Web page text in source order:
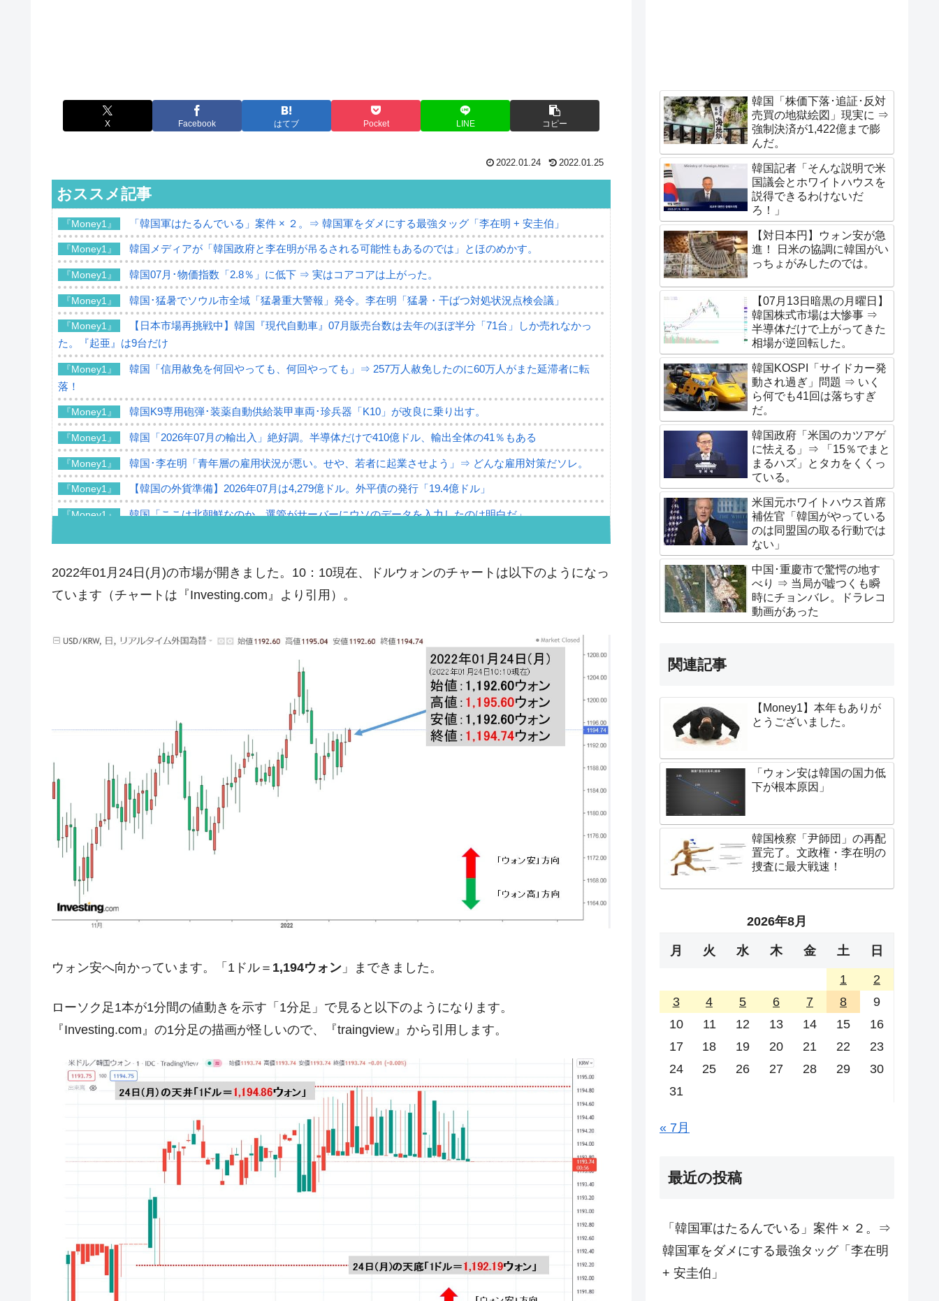
X Facebook はてブ Pocket LINE コピー
2022.01.24 2022.01.25
おススメ記事
『Money1』 「韓国軍はたるんでいる」案件 × ２。⇒ 韓国軍をダメにする最強タッグ「李在明 + 安圭伯」
『Money1』 韓国メディアが「韓国政府と李在明が吊るされる可能性もあるのでは」とほのめかす。
『Money1』 韓国07月･物価指数「2.8％」に低下 ⇒ 実はコアコアは上がった。
『Money1』 韓国･猛暑でソウル市全域「猛暑重大警報」発令。李在明「猛暑・干ばつ対処状況点検会議」
『Money1』
【日本市場再挑戦中】韓国『現代自動車』07月販売台数は去年のほぼ半分「71台」しか売れなかっ
た。『起亜』は9台だけ
『Money1』
韓国「信用赦免を何回やっても、何回やっても」⇒ 257万人赦免したのに60万人がまた延滞者に転
落！
『Money1』 韓国K9専用砲弾･装薬自動供給装甲車両･珍兵器「K10」が改良に乗り出す。
『Money1』 韓国「2026年07月の輸出入」絶好調。半導体だけで410億ドル、輸出全体の41％もある
『Money1』 韓国･李在明「青年層の雇用状況が悪い。せや、若者に起業させよう」⇒ どんな雇用対策だソレ。
『Money1』 【韓国の外貨準備】2026年07月は4,279億ドル。外平債の発行「19.4億ドル」
『Money1』 韓国「ここは北朝鮮なのか。選管がサーバーにウソのデータを入力したのは明白だ」
『Money1』 韓国は「中国と同じく」投資に不適格な国だ。
『Money1』 『韓国銀行』が「金の保有量を増やします」⇒「金を経由するドル入手」手段ではないのか？
『Money1』 韓国･帰ってきた李在明。李在明を支持しない「50.5％」に上昇
韓国大統領府ボンクラ政策室長が告発された ⇒ 国家が行った恐るべき株価操作であり、空前の国政
韓国･警察職員が「丸刈りになって抗議活動」
中国だけが鉄鋼輸出を異常増加させる ⇒ 中国の過剰生産が世界を蝕む。
『Money1』 韓国製造業「半導体絶好調」のウラで他業種は全般的「不調」⇒ PSIが示す現況は決して良くない。
【米韓激突案件】韓国消費者院が『クーパン』1人当たり賠償10万ウォンを認定 ⇒ 総額3兆7,000億
『Money1』 韓国で猛暑。南東部では干ばつ
『Money1』 韓国型イージス搭載の次世代駆逐艦「KDDX」1番艦、2032年竣工と公示
『Money1』 【対日本円】ウォン安が急進！ 日米の協調に韓国がいっちょがみしたのでは。
『Money1』
韓国政府『BYD』車への補助金を全廃 ⇒ 実は韓国で『BYD』車は売れている。6カ月で対前年同期比
1.9倍！
『Money1』 韓国政府「2035年までに18.4GW規模のAIデータセンター整備」⇒ だから無理だってば。
『Money1』 JPモルガン「韓国レバレッジETFの清算はほぼ終わった」
『Money1』 韓国『国民年金公団』株価暴落で200兆蒸発。
『Money1』 韓国「橋が落ちました」⇒ 耐久性「なさすぎ」では。
韓国鉄鋼最大手『POSCO』ズブズブ沈む。営業利益80.2％も減少
米国下院「韓国の公務員個人をターゲットにぶん殴る法案」提出！⇒ クーパン問題は合衆国企業に対
する差別。許してはおかぬ
韓国ボンクラ政策室長･金容範、株価暴落に他人事のような発言。
韓国半導体『SKハイニックス』2026年2Qの業績「史上最高益」当期純利益は前年同期比13.4倍に。
Fact1 日本の誇る海洋資源調査船『白嶺』は先進技術の塊！
夏の甲子園、優勝校を最も多く輩出している都道府県とは？
2022年01月24日(月)の市場が開きました。10：10現在、ドルウォンのチャートは以下のようになっ
ています（チャートは『Investing.com』より引用）。
ウォン安へ向かっています。「1ドル＝ 1,194ウォン 」まできました。
ローソク足1本が1分間の値動きを示す「1分足」で見ると以下のようになります。
『Investing.com』の1分足の描画が怪しいので、『traingview』から引用します。
韓国「株価下落･追証･反対
売買の地獄絵図」現実に ⇒
強制決済が1,422億まで膨
んだ。
韓国記者「そんな説明で米
国議会とホワイトハウスを
説得できるわけないだ
ろ！」
【対日本円】ウォン安が急
進！ 日米の協調に韓国がい
っちょがみしたのでは。
【07月13日暗黒の月曜日】
韓国株式市場は大惨事 ⇒
半導体だけで上がってきた
相場が逆回転した。
韓国KOSPI「サイドカー発
動され過ぎ」問題 ⇒ いく
ら何でも41回は落ちすぎ
だ。
韓国政府「米国のカツアゲ
に怯える」⇒ 「15％でまと
まるハズ」とタカをくくっ
ている。
米国元ホワイトハウス首席
補佐官「韓国がやっている
のは同盟国の取る行動では
ない」
中国･重慶市で驚愕の地す
べり ⇒ 当局が嘘つくも瞬
時にチョンバレ。ドラレコ
動画があった
関連記事
【Money1】本年もありが
とうございました。
「ウォン安は韓国の国力低
下が根本原因」
韓国検察「尹師団」の再配
置完了。文政権・李在明の
捜査に最大戦速！
2026年8月
月 火 水 木 金 土 日
1
2
3
4 5 6 7 8
9
10
11 12 13 14 15
16
17
18 19 20 21 22
23
24
25 26 27 28 29
30
31
« 7月
最近の投稿
「韓国軍はたるんでいる」案件 × ２。⇒
韓国軍をダメにする最強タッグ「李在明
+ 安圭伯」